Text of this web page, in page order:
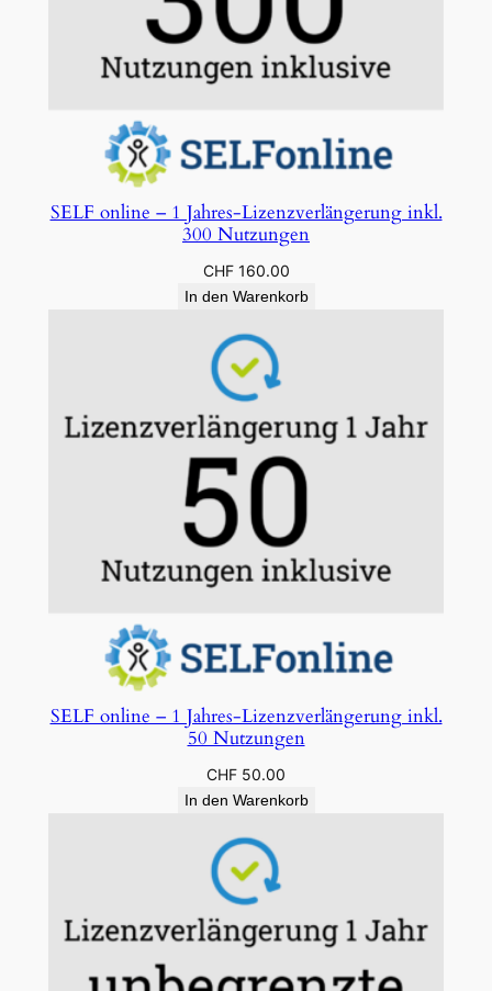
SELF online – 1 Jahres-Lizenzverlängerung inkl.
300 Nutzungen
CHF160.00
In den Warenkorb
SELF online – 1 Jahres-Lizenzverlängerung inkl.
50 Nutzungen
CHF 50.00
In den Warenkorb